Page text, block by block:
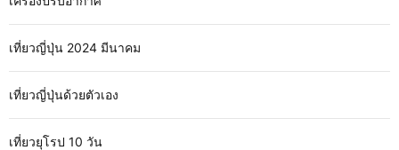
เที่ยวญี่ปุ่น 2024 มีนาคม
เที่ยวญี่ปุ่นด้วยตัวเอง
เที่ยวยุโรป 10 วัน